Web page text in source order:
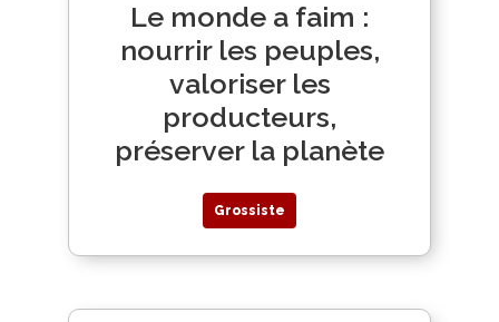
Le monde a faim :
nourrir les peuples,
valoriser les
producteurs,
préserver la planète
Grossiste